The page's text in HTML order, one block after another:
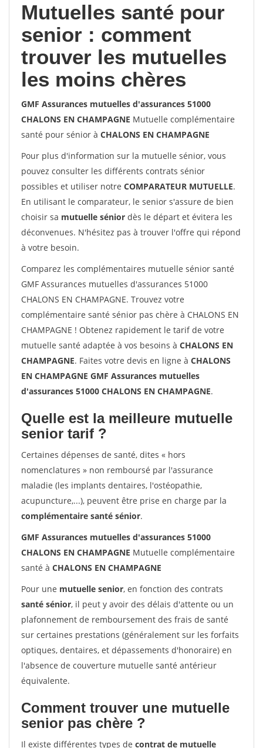
Mutuelles santé pour
senior : comment
trouver les mutuelles
les moins chères
GMF Assurances mutuelles d'assurances 51000
CHALONS EN CHAMPAGNE Mutuelle complémentaire
santé pour sénior à CHALONS EN CHAMPAGNE
Pour plus d'information sur la mutuelle sénior, vous
pouvez consulter les différents contrats sénior
possibles et utiliser notre COMPARATEUR MUTUELLE.
En utilisant le comparateur, le senior s'assure de bien
choisir sa mutuelle sénior dès le départ et évitera les
déconvenues. N'hésitez pas à trouver l'offre qui répond
à votre besoin.
Comparez les complémentaires mutuelle sénior santé
GMF Assurances mutuelles d'assurances 51000
CHALONS EN CHAMPAGNE. Trouvez votre
complémentaire santé sénior pas chère à CHALONS EN
CHAMPAGNE ! Obtenez rapidement le tarif de votre
mutuelle santé adaptée à vos besoins à CHALONS EN
CHAMPAGNE. Faites votre devis en ligne à CHALONS
EN CHAMPAGNE GMF Assurances mutuelles
d'assurances 51000 CHALONS EN CHAMPAGNE.
Quelle est la meilleure mutuelle
senior tarif ?
Certaines dépenses de santé, dites « hors
nomenclatures » non remboursé par l'assurance
maladie (les implants dentaires, l'ostéopathie,
acupuncture,...), peuvent être prise en charge par la
complémentaire santé sénior.
GMF Assurances mutuelles d'assurances 51000
CHALONS EN CHAMPAGNE Mutuelle complémentaire
santé à CHALONS EN CHAMPAGNE
Pour une mutuelle senior, en fonction des contrats
santé sénior, il peut y avoir des délais d'attente ou un
plafonnement de remboursement des frais de santé
sur certaines prestations (généralement sur les forfaits
optiques, dentaires, et dépassements d'honoraire) en
l'absence de couverture mutuelle santé antérieur
équivalente.
Comment trouver une mutuelle
senior pas chère ?
Il existe différentes types de contrat de mutuelle